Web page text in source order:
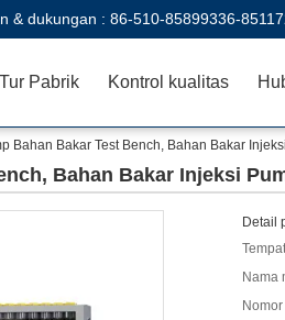
& dukungan : 86-510-85899336-
Tur Pabrik Kontrol kualitas
Bahan Bakar Test Bench, Bahan Bakar
Bahan Bakar Injeksi
Detail
Nama